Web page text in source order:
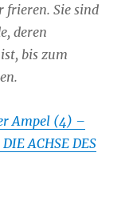
frieren. Sie sind
deren
bis zum
Ampel (4) –
ACHSE DES